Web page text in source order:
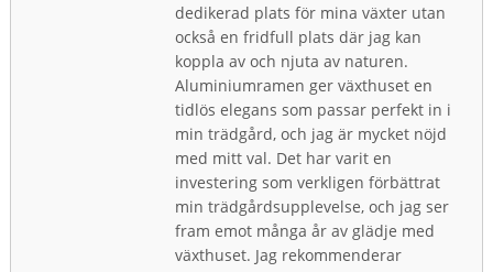
dedikerad plats för mina växter utan
också en fridfull plats där jag kan
koppla av och njuta av naturen.
Aluminiumramen ger växthuset en
tidlös elegans som passar perfekt in i
min trädgård, och jag är mycket nöjd
med mitt val. Det har varit en
investering som verkligen förbättrat
min trädgårdsupplevelse, och jag ser
fram emot många år av glädje med
växthuset. Jag rekommenderar